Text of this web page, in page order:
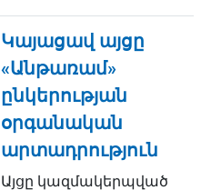
Կայացավ այցը
«Անթառամ»
ընկերության
օրգանական
արտադրություն
Այցը կազմակերպված